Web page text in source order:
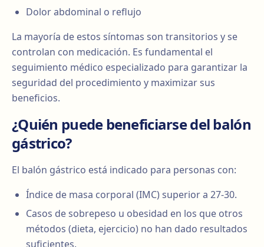
Dolor abdominal o reflujo
La mayoría de estos síntomas son transitorios y se
controlan con medicación. Es fundamental el
seguimiento médico especializado para garantizar la
seguridad del procedimiento y maximizar sus
beneficios.
¿Quién puede beneficiarse del balón
gástrico?
El balón gástrico está indicado para personas con:
Índice de masa corporal (IMC) superior a 27-30.
Casos de sobrepeso u obesidad en los que otros
métodos (dieta, ejercicio) no han dado resultados
suficientes.